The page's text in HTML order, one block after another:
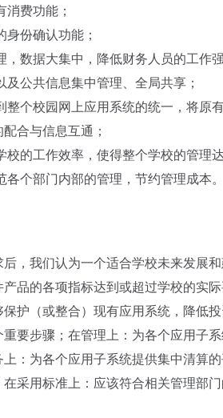
费功能；
身份确认功能；
，数据大集中，降低财务人员的工作
公共信息集中管理、全局共享；
整个校园网上应用系统的统一，将
合与信息互通；
校的工作效率，使得整个学校的管理
个部门内部的管理，节约管理成本。
，我们认为一个适合学校未来发展
品的各项指标达到或超过学校的实
护（或整合）现有应用系统，降低
要步骤；在管理上：为各个应用子
：为各个应用子系统提供集中清算
采用标准上：应该符合相关管理部